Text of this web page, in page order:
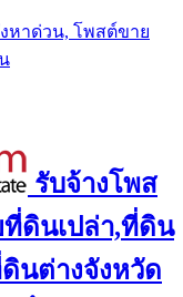
หาด่วน, โพสต์ขาย
รับจ้างโพส
ที่ดินเปล่า,ที่ดิน
นต่างจังหวัด